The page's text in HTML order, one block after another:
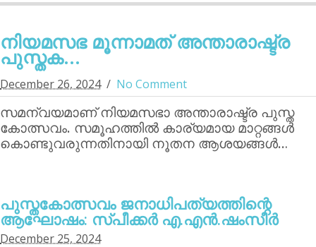
നിയമസഭ മൂന്നാമത് അന്താരാഷ്ട്ര
പുസ്തക...
December 26, 2024 No Comment
സമന്വയമാണ് നിയമസഭാ അന്താരാഷ്ട്ര പുസ്ത
കോത്സവം. സമൂഹത്തില്‍ കാര്യമായ മാറ്റങ്ങള്‍
കൊണ്ടുവരുന്നതിനായി നൂതന ആശയങ്ങള്‍…
പുസ്തകോത്സവം ജനാധിപത്യത്തിന്റെ
ആഘോഷം: സ്പീക്കര്‍ എ.എന്‍.ഷംസീര്‍
December 25, 2024